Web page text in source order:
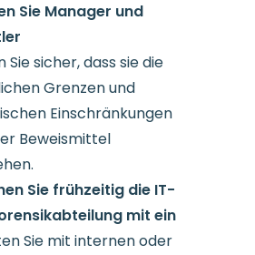
Sie Manager und
Sie sicher, dass sie die
Grenzen und
Einschränkungen
Beweismittel
Sie frühzeitig die IT-
mit ein
Sie mit internen oder